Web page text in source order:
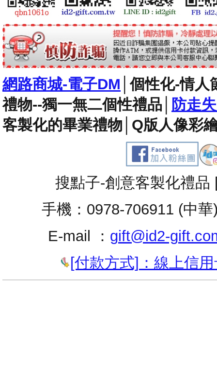
網路商城-電子DM │個性化-情人
禮物--獨一無二個性禮品
防走
客製化的畢業禮物 Q版人像彩
搜點子-創意客製化禮
手機：0978-706911 (中
E-mail ： gift@id2-
[付款方式]：線上信